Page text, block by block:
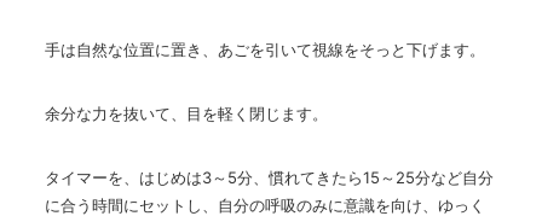
手は自然な位置に置き、あごを引いて視線をそっと下げます。
余分な力を抜いて、目を軽く閉じます。
タイマーを、はじめは3～ 5分、慣れてきたら15～ 25分など自分
に合う時間にセットし、自分の呼吸のみに意識を向け、ゆっく